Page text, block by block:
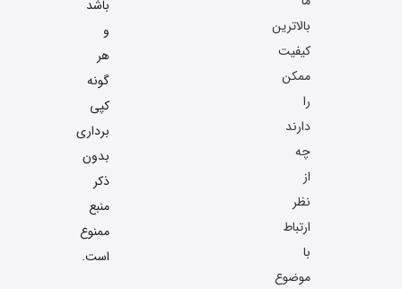
بالاترین
کیفیت
ممکن
را
دارند
چه
از
نظر
ارتباط
با
موضوع
باشد
و
هر
گونه
کپی
برداری
بدون
ذکر
منبع
ممنوع
است.